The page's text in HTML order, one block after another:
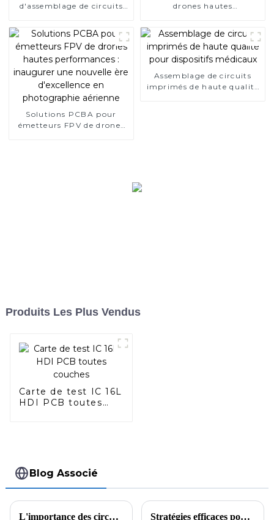
d'assemblage de circuits
drones hautes
Solutions PCBA pour
émetteurs FPV de drones
Assemblage de circuits
imprimés de haute qualité
Produits Les Plus Vendus
Carte de test IC 16L
HDI PCB toutes
Blog Associé
L'importance des circuits imprimés haute fréquence dans la fabrication de produits électroniques Stratégies efficaces pour éviter les courts-circuits dans l'assemblage de circuits imprimés CMS